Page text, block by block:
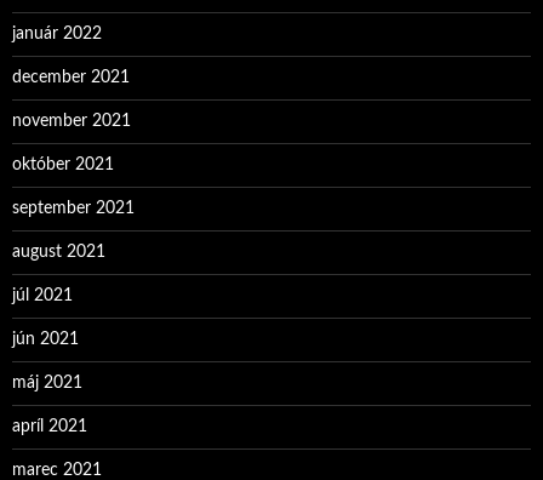
január 2022
december 2021
november 2021
október 2021
september 2021
august 2021
júl 2021
jún 2021
máj 2021
apríl 2021
marec 2021